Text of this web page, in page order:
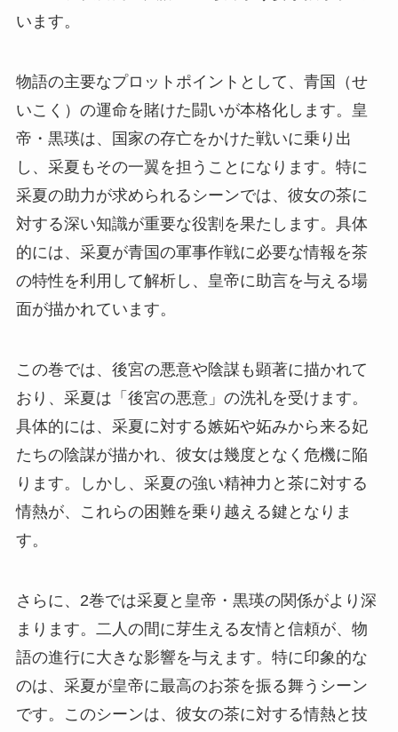
います。
物語の主要なプロットポイントとして、青国（せ
いこく）の運命を賭けた闘いが本格化します。皇
帝・黒瑛は、国家の存亡をかけた戦いに乗り出
し、采夏もその一翼を担うことになります。特に
采夏の助力が求められるシーンでは、彼女の茶に
対する深い知識が重要な役割を果たします。具体
的には、采夏が青国の軍事作戦に必要な情報を茶
の特性を利用して解析し、皇帝に助言を与える場
面が描かれています。
この巻では、後宮の悪意や陰謀も顕著に描かれて
おり、采夏は「後宮の悪意」の洗礼を受けます。
具体的には、采夏に対する嫉妬や妬みから来る妃
たちの陰謀が描かれ、彼女は幾度となく危機に陥
ります。しかし、采夏の強い精神力と茶に対する
情熱が、これらの困難を乗り越える鍵となりま
す。
さらに、2巻では采夏と皇帝・黒瑛の関係がより深
まります。二人の間に芽生える友情と信頼が、物
語の進行に大きな影響を与えます。特に印象的な
のは、采夏が皇帝に最高のお茶を振る舞うシーン
です。このシーンは、彼女の茶に対する情熱と技